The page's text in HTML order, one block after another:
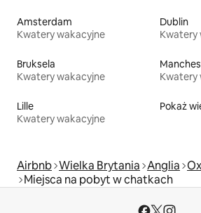
Amsterdam
Kwatery wakacyjne
Dublin
Kwatery
Bruksela
Kwatery wakacyjne
Kwatery
Lille
Kwatery wakacyjne
Pokaż
Airbnb Wielka Brytania Anglia
Miejsca na pobyt w chatkach